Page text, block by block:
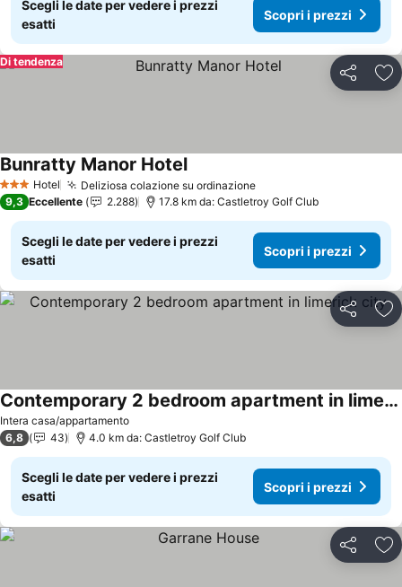
Scegli le date per vedere i prezzi
esatti
Scopri i prezzi
Condividi
Di tendenza
3 StelleHotel Deliziosa colazione su ordinazioneScopri i prezzi
Bunratty Manor HotelScopri i prezzi
9,3 Eccellente 2.288 17.8 km da: Castletroy Golf Club
Scegli le date per vedere i prezzi
esatti
Scopri i prezzi
Condividi
Intera casa/appartamento
Contemporary 2 bedroom apartment in limerick city
Scopri i prezzi
6,8 43 4.0 km da: Castletroy Golf Club
Scegli le date per vedere i prezzi
esatti
Scopri i prezzi
Condividi